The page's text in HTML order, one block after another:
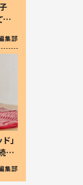
を
集部
」
け
集部